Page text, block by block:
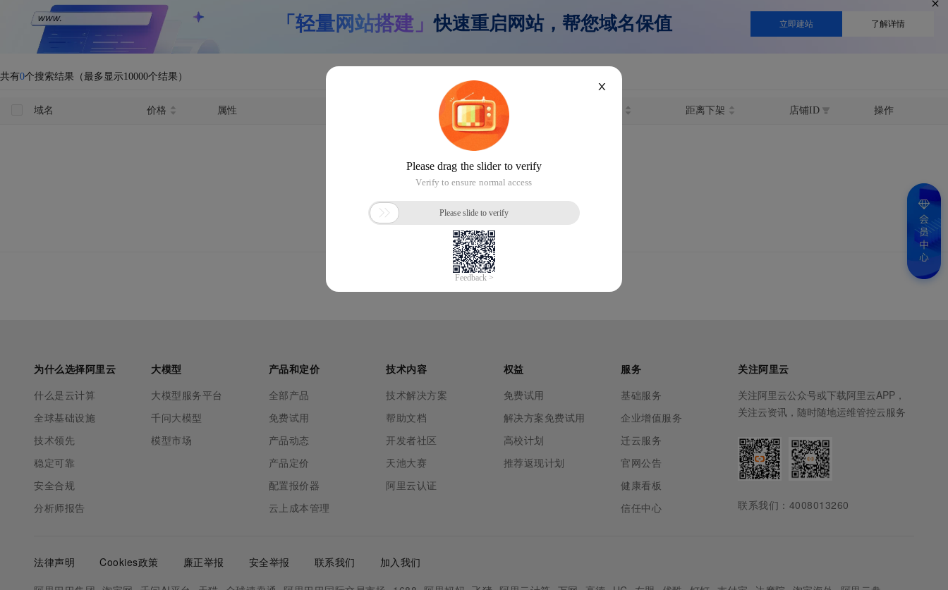
「轻量网站搭建」快速重启网站，帮您域名保值 立即建站 了解详情
共有0个搜索结果（最多显示10000个结果）
域名 价格 属性 注册日期 距离下架 店铺ID 操作
没找到您想要的域名
重新搜索 或
域名回购 需求
X